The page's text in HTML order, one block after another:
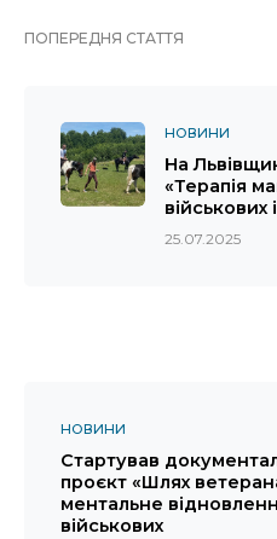
ПОПЕРЕДНЯ СТАТТЯ
НОВИНИ
На
«Терапія
військових
25.07.2025
НОВИНИ
Стартував
проєкт «Шлях
ментальне
військових